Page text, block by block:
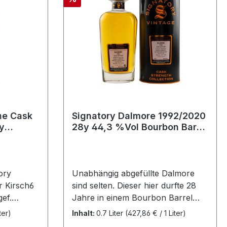
Cask
Kirsch6
Wine
Signatory Dalmore 1992/2020
28y 44,3 %Vol Bourbon Barrel
Unabhängig abgefüllte Dalmore
sind selten. Dieser hier durfte 28
Jahre in einem Bourbon Barrel
reifen. Distillery Dalmore
Inhalt: 0.7 Liter (427,86 € / 1 Liter)